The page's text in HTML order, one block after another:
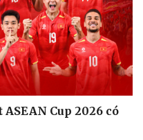
sống
Nhà đẹp
Tình yêu - Gia đình
Cup 2026 có